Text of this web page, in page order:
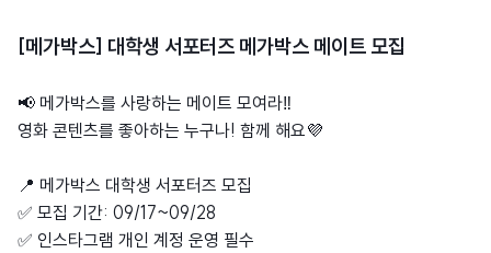
[메가박스] 대학생 서포터즈 메가박스 메이트 모집
📢 메가박스를 사랑하는 메이트 모여라‼
영화 콘텐츠를 좋아하는 누구나! 함께 해요💜
📍 메가박스 대학생 서포터즈 모집
✅ 모집 기간: 09/17~09/28
✅ 인스타그램 개인 계정 운영 필수